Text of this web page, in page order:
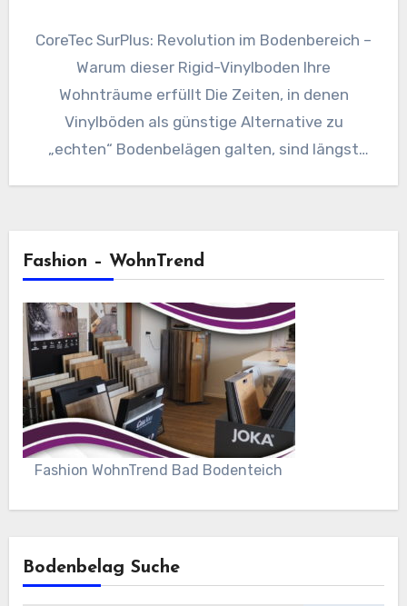
CoreTec SurPlus: Revolution im Bodenbereich –
Warum dieser Rigid-Vinylboden Ihre
Wohnträume erfüllt Die Zeiten, in denen
Vinylböden als günstige Alternative zu
„echten“ Bodenbelägen galten, sind längst
Fashion – WohnTrend
Fashion WohnTrend Bad Bodenteich
Bodenbelag Suche